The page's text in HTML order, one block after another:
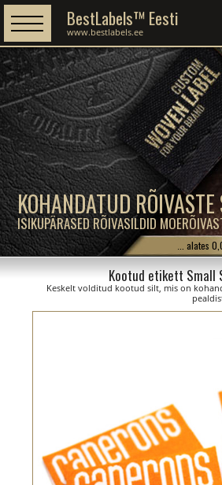
KOHANDATUD
ISIKUPÄRASED RÕIVASILDID
BestLabels™ Eesti
www.bestlabels.ee
... alates
Kootud etikett Small
Keskelt volditud kootud silt, mis on